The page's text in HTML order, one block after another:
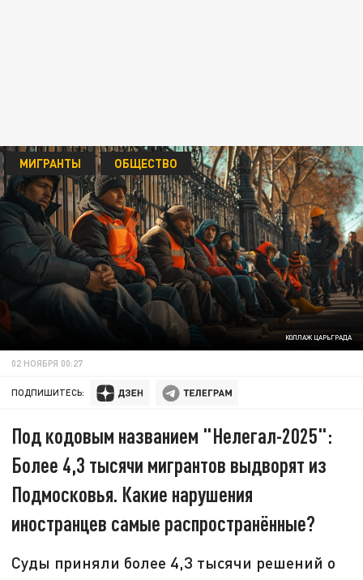
КОЛЛАЖ ЦАРЬГРАДА
МИГРАНТЫ ОБЩЕСТВО
02 НОЯБРЯ 00:27
ПОДПИШИТЕСЬ:
Под кодовым названием "Нелегал-2025":
Более 4,3 тысячи мигрантов выдворят из
Подмосковья. Какие нарушения
иностранцев самые распространённые?
Суды приняли более 4,3 тысячи решений о